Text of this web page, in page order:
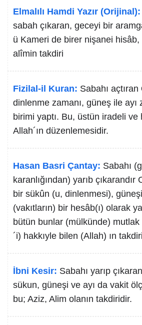
Elmalılı Hamdi Yazır (Orijinal):
sabah çıkaran, geceyi bir
ü Kameri de birer nişanei
alîmin takdiri
Fizilal-il Kuran: Sabahı
dinlenme zamanı, güneş ile ayı
birimi yaptı. Bu, üstün iradeli ve
Allah´ın düzenlemesidir.
Hasan Basri Çantay: Sabahı
karanlığından) yarıb çıkarandır
bir sükûn (u, dinlenmesi),
(vakıtların) bir hesâb(ı) olarak
bütün bunlar (mülkünde)
´i) hakkıyle bilen (Allah) ın
İbni Kesir: Sabahı yarıp
sükun, güneşi ve ayı da vakit
bu; Aziz, Alim olanın takdiridir.